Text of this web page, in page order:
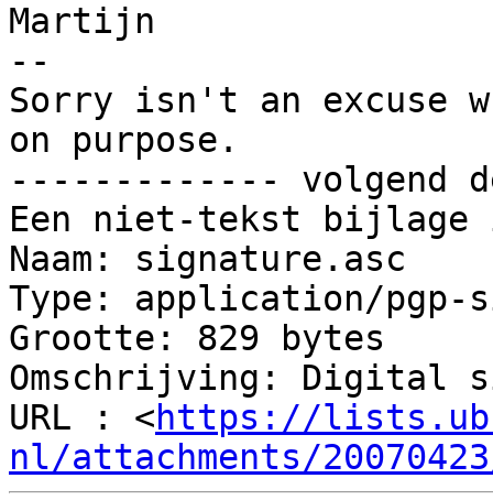
Martijn
--
Sorry isn't an excuse
on purpose.
------------- volgend
Een niet-tekst
Naam: signature.asc
Type: application/pgp-
Grootte: 829 bytes
Omschrijving: Digital
URL : <https://
nl/attachments/